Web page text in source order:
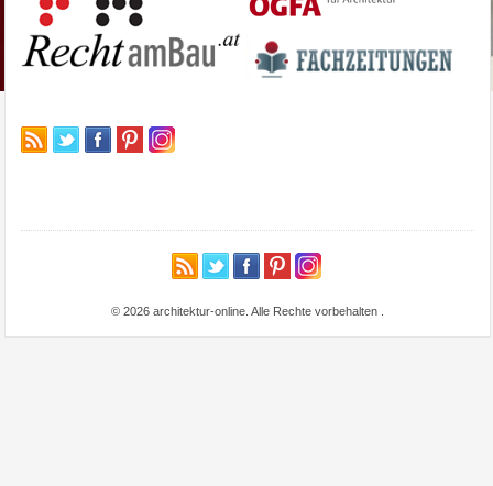
© 2026 architektur-online. Alle Rechte vorbehalten .